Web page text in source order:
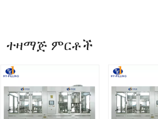
ተዛማጅ ምርቶች